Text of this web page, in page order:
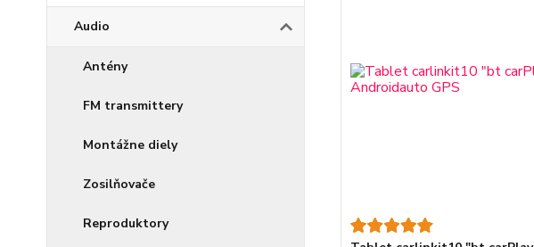
Audio
Antény
FM transmittery
Montážne diely
Zosilňovače
Reproduktory